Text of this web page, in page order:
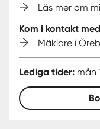
Läs mer om
Kom i kontakt
Mäklare i
Lediga tider: mån